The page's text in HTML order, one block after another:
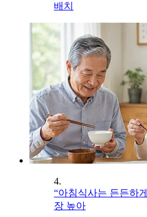
배치
4.
“아침식사는 든든하
장 높아